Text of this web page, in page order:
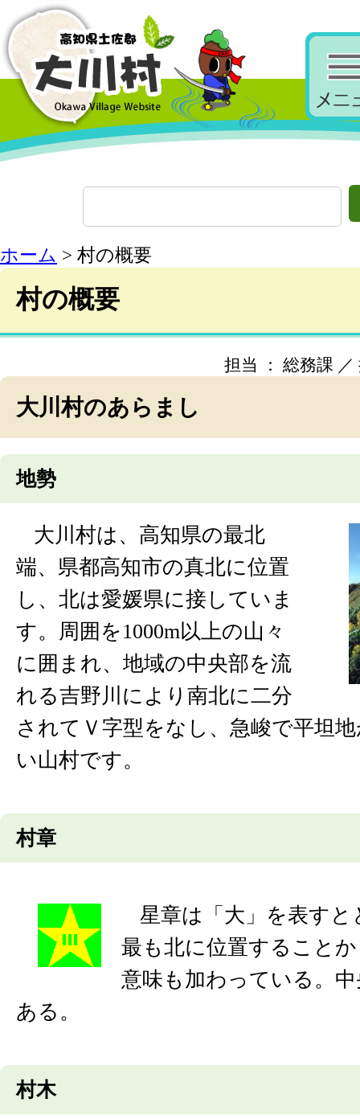
ホーム > 村の概要
村の概要
担当 ： 総務課 ／
大川村のあらまし
地勢
大川村は、高知県の最北
端、県都高知市の真北に位置
し、北は愛媛県に接していま
す。周囲を1000m以上の山々
に囲まれ、地域の中央部を流
れる吉野川により南北に二分
されてＶ字型をなし、急峻で平坦
い山村です。
村章
星章は「大」を表すと
最も北に位置すること
意味も加わっている。
ある。
村木